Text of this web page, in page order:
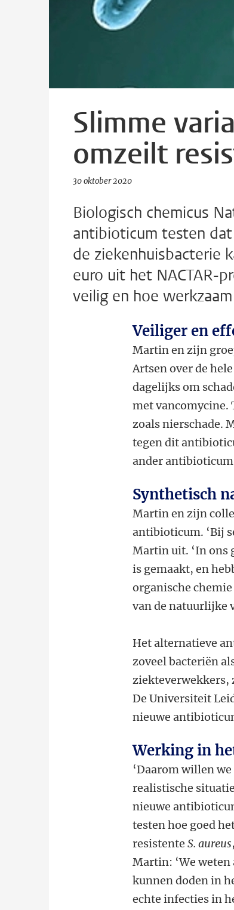
Slimme
omzeilt
30 oktober 2020
Biologisch chemicus
antibioticum testen
de ziekenhuisbacterie
euro uit het NACTAR-
veilig en hoe
Veiliger en
Martin en zijn
Artsen over de
dagelijks om
met vancomycine.
zoals nierschade.
tegen dit
ander
Synthetisch
Martin en zijn
antibioticum. ‘Bij
Martin uit. ‘In ons
is gemaakt, en
organische
van de natuurlijke
Het alternatieve
zoveel bacteriën
ziekteverwekkers,
De Universiteit
nieuwe
Werking in
‘Daarom willen
realistische
nieuwe
testen hoe goed
resistenteS. aureus
Martin: ‘We
kunnen doden in
echte infecties in